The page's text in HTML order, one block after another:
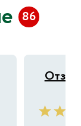
86
Отзыв